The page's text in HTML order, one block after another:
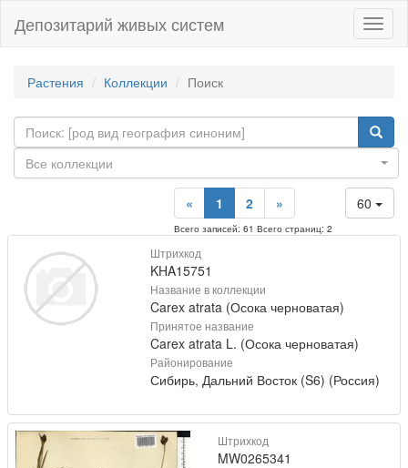
Депозитарий живых систем
Растения Коллекции Поиск
Все коллекции
60
« 1 2 »
Всего записей: 61 Всего страниц: 2
Штрихкод
KHA15751
Название в коллекции
Carex atrata (Осока черноватая)
Принятое название
Carex atrata L. (Осока черноватая)
Районирование
Сибирь, Дальний Восток (S6) (Россия)
Штрихкод
MW0265341